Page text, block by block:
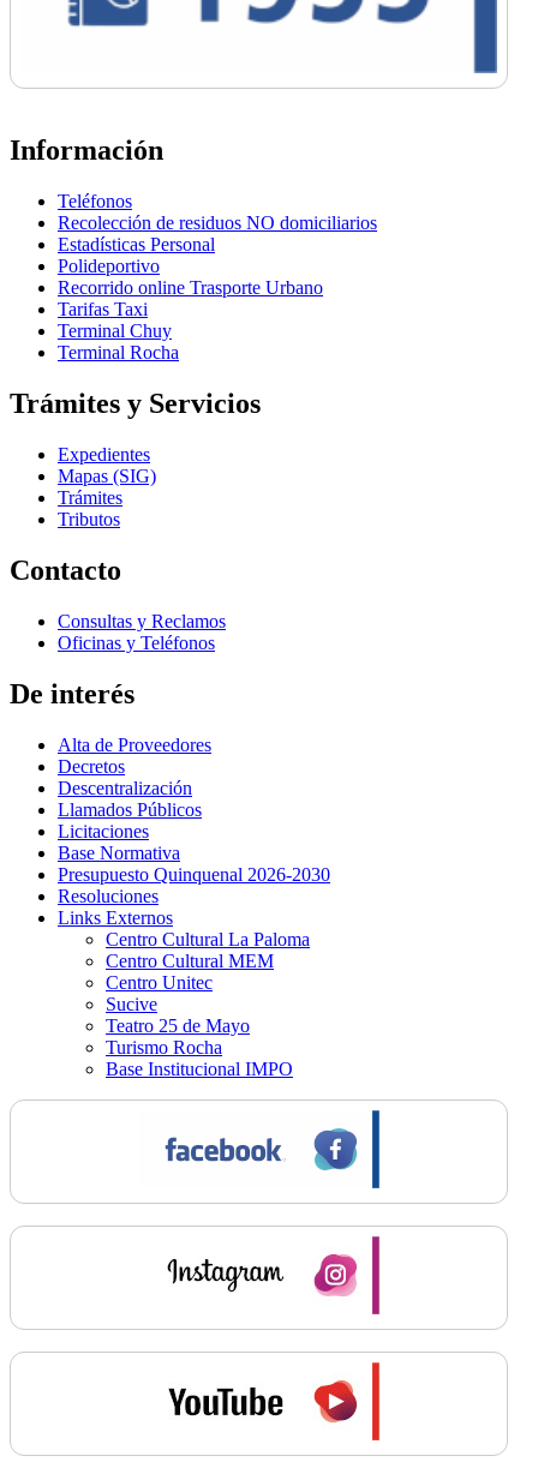
Información
Teléfonos
Recolección de residuos NO domiciliarios
Estadísticas Personal
Polideportivo
Recorrido online Trasporte Urbano
Tarifas Taxi
Terminal Chuy
Terminal Rocha
Trámites y Servicios
Expedientes
Mapas (SIG)
Trámites
Tributos
Contacto
Consultas y Reclamos
Oficinas y Teléfonos
De interés
Alta de Proveedores
Decretos
Descentralización
Llamados Públicos
Licitaciones
Base Normativa
Presupuesto Quinquenal 2026-2030
Resoluciones
Links Externos
Centro Cultural La Paloma
Centro Cultural MEM
Centro Unitec
Sucive
Teatro 25 de Mayo
Turismo Rocha
Base Institucional IMPO